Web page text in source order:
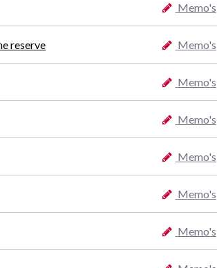
Memo's
reserve Memo's
Memo's
Memo's
Memo's
Memo's
Memo's